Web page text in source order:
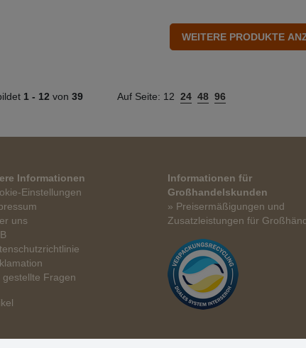
1 - 12 von 39 Auf Seite: 12 24 48 96
Informationen
Einstellungen
uns
gestellte Fragen
Informationen für
Großhandelskunden
» Preisermäßigungen und
Zusatzleistungen für